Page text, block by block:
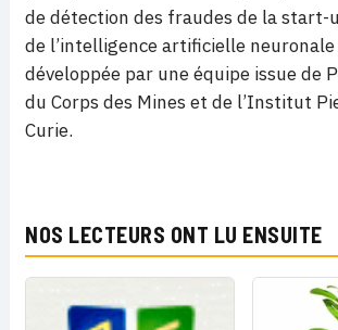
de détection des fraudes de la start-
de l’intelligence artificielle
développée par une équipe issue de
du Corps des Mines et de l’Institut
Curie.
NOS LECTEURS ONT LU ENSUITE